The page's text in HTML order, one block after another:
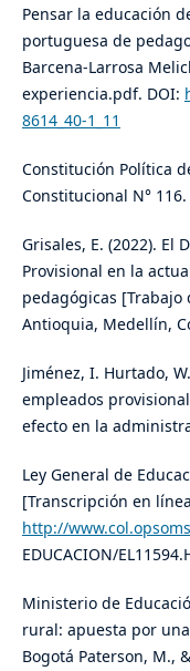
Pensar la educación
portuguesa de
Barcena-Larrosa
experiencia.pdf. DOI:
8614_40-1_11
Constitución Política
Constitucional N° 116.
Grisales, E. (2022). El
Provisional en la
pedagógicas
Antioquia, Medellín,
Jiménez, I. Hurtado,
empleados
efecto en la
Ley General de
[Transcripción en
http://
EDUCACION/
Ministerio de
rural: apuesta por
Bogotá Paterson, M.,